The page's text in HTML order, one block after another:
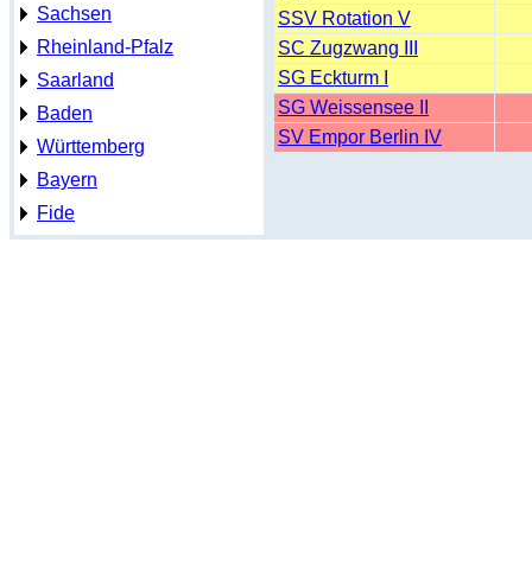
Sachsen
Rheinland-Pfalz
Saarland
Baden
Württemberg
Bayern
Fide
SSV Rotation V
SC Zugzwang III
SG Eckturm I
SG Weissensee II
SV Empor Berlin IV